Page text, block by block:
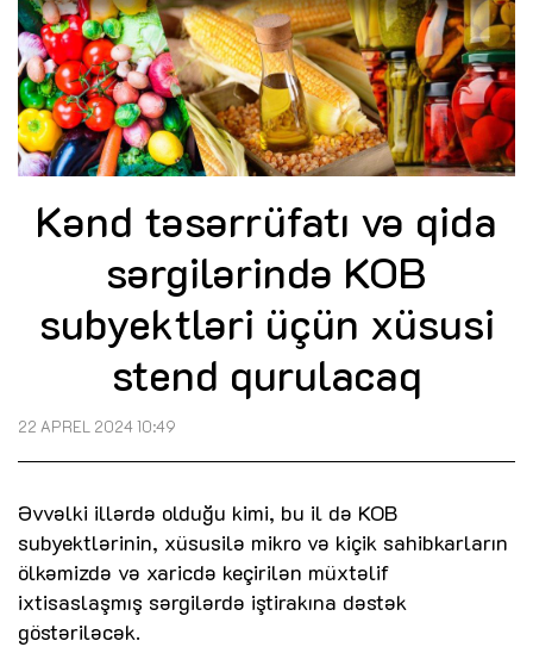
Kənd təsərrüfatı və qida
sərgilərində KOB
subyektləri üçün xüsusi
stend qurulacaq
22 APREL 2024 10:49
Əvvəlki illərdə olduğu kimi, bu il də KOB
subyektlərinin, xüsusilə mikro və kiçik sahibkarların
ölkəmizdə və xaricdə keçirilən müxtəlif
ixtisaslaşmış sərgilərdə iştirakına dəstək
göstəriləcək.